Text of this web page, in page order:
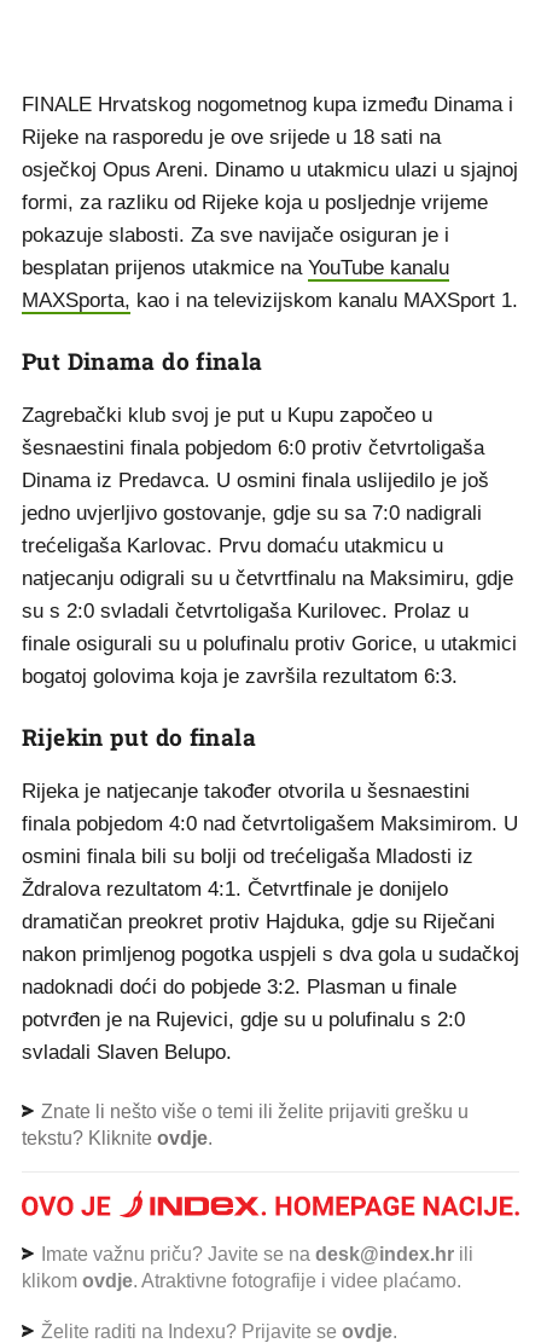
FINALE Hrvatskog nogometnog kupa između Dinama i
Rijeke na rasporedu je ove srijede u 18 sati na
osječkoj Opus Areni. Dinamo u utakmicu ulazi u sjajnoj
formi, za razliku od Rijeke koja u posljednje vrijeme
pokazuje slabosti. Za sve navijače osiguran je i
besplatan prijenos utakmice na YouTube kanalu
MAXSporta, kao i na televizijskom kanalu MAXSport 1.
Put Dinama do finala
Zagrebački klub svoj je put u Kupu započeo u
šesnaestini finala pobjedom 6:0 protiv četvrtoligaša
Dinama iz Predavca. U osmini finala uslijedilo je još
jedno uvjerljivo gostovanje, gdje su sa 7:0 nadigrali
trećeligaša Karlovac. Prvu domaću utakmicu u
natjecanju odigrali su u četvrtfinalu na Maksimiru, gdje
su s 2:0 svladali četvrtoligaša Kurilovec. Prolaz u
finale osigurali su u polufinalu protiv Gorice, u utakmici
bogatoj golovima koja je završila rezultatom 6:3.
Rijekin put do finala
Rijeka je natjecanje također otvorila u šesnaestini
finala pobjedom 4:0 nad četvrtoligašem Maksimirom. U
osmini finala bili su bolji od trećeligaša Mladosti iz
Ždralova rezultatom 4:1. Četvrtfinale je donijelo
dramatičan preokret protiv Hajduka, gdje su Riječani
nakon primljenog pogotka uspjeli s dva gola u sudačkoj
nadoknadi doći do pobjede 3:2. Plasman u finale
potvrđen je na Rujevici, gdje su u polufinalu s 2:0
svladali Slaven Belupo.
Znate li nešto više o temi ili želite prijaviti grešku u
tekstu? Kliknite ovdje.
Imate važnu priču? Javite se na desk@index.hr ili
klikom ovdje. Atraktivne fotografije i videe plaćamo.
Želite raditi na Indexu? Prijavite se ovdje.